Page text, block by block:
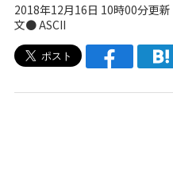
2018年12月16日 10時00分更新
文● ASCII